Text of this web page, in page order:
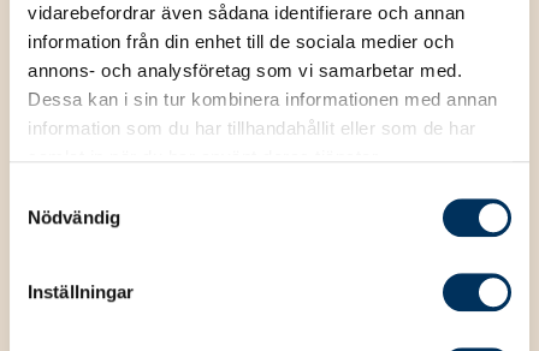
vidarebefordrar även sådana identifierare och annan
information från din enhet till de sociala medier och
annons- och analysföretag som vi samarbetar med.
Dessa kan i sin tur kombinera informationen med annan
information som du har tillhandahållit eller som de har
Nödvändig
Inställningar
Srf konsulternas dokumentmallar
Medlemsrabatter hos ledande leverantörer
15% medlemsrabatt på Srf Utbildnings
kursutbud
boksortiment
Möjlighet att köpa tjänsten Srf Digitalt